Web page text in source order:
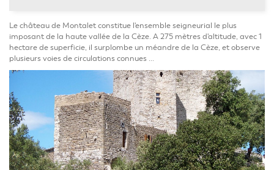
Le château de Montalet constitue l'ensemble seigneurial le plus
imposant de la haute vallée de la Cèze. A 275 mètres d'altitude, avec 1
hectare de superficie, il surplombe un méandre de la Cèze, et observe
plusieurs voies de circulations connues ...